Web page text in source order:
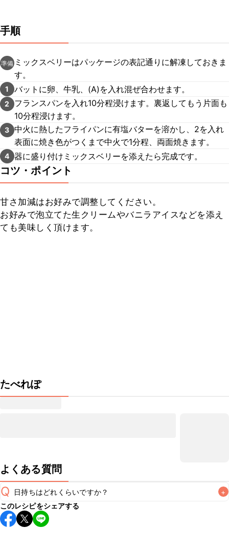
手順
準備 ミックスベリーはパッケージの表記通りに解凍しておきま
す。
1 バットに卵、牛乳、(A)を入れ混ぜ合わせます。
2
フランスパンを入れ10分程浸けます。裏返してもう片面も
10分程浸けます。
3 中火に熱したフライパンに有塩バターを溶かし、2を入れ
表面に焼き色がつくまで中火で1分程、両面焼きます。
4 器に盛り付けミックスベリーを添えたら完成です。
コツ・ポイント
甘さ加減はお好みで調整してください。
お好みで泡立てた生クリームやバニラアイスなどを添え
ても美味しく頂けます。
たべれぽ
よくある質問
Q 日持ちはどれくらいですか？ +
保存期間は冷蔵で当日中が目安です。なるべくお早めにお召
し上がりください。
このレシピをシェアする